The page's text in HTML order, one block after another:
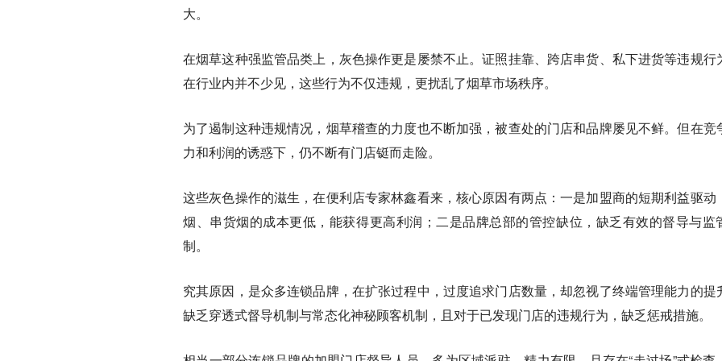
大。
在烟草这种强监管品类上，灰色操作更是屡禁不止。证照挂靠、跨店串货、私下进货等违规行
在行业内并不少见，这些行为不仅违规，更扰乱了烟草市场秩序。
为了遏制这种违规情况，烟草稽查的力度也不断加强，被查处的门店和品牌屡见不鲜。但在竞
力和利润的诱惑下，仍不断有门店铤而走险。
这些灰色操作的滋生，在便利店专家林鑫看来，核心原因有两点：一是加盟商的短期利益驱动
烟、串货烟的成本更低，能获得更高利润；二是品牌总部的管控缺位，缺乏有效的督导与监
制。
究其原因，是众多连锁品牌，在扩张过程中，过度追求门店数量，却忽视了终端管理能力的提
缺乏穿透式督导机制与常态化神秘顾客机制，且对于已发现门店的违规行为，缺乏惩戒措施。